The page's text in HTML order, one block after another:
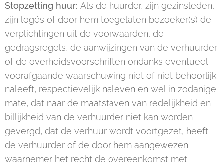
Stopzetting huur: Als de huurder, zijn gezinsleden,
zijn logés of door hem toegelaten bezoeker(s) de
verplichtingen uit de voorwaarden, de
gedragsregels, de aanwijzingen van de verhuurder
of de overheidsvoorschriften ondanks eventueel
voorafgaande waarschuwing niet of niet behoorlijk
naleeft, respectievelijk naleven en wel in zodanige
mate, dat naar de maatstaven van redelijkheid en
billijkheid van de verhuurder niet kan worden
gevergd, dat de verhuur wordt voortgezet, heeft
de verhuurder of de door hem aangewezen
waarnemer het recht de overeenkomst met